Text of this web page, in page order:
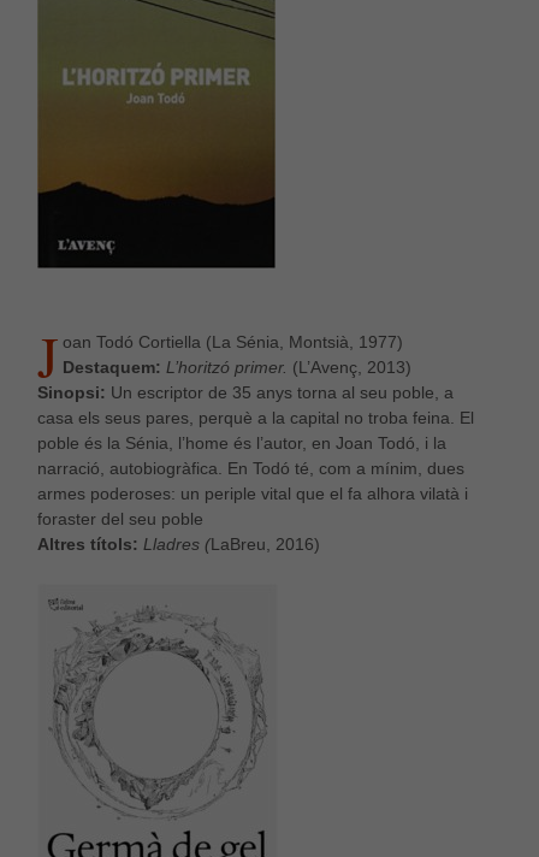
J oan Todó Cortiella (La Sénia, Montsià, 1977)
Destaquem: L’horitzó primer. (L’Avenç, 2013)
Sinopsi: Un escriptor de 35 anys torna al seu poble, a
casa els seus pares, perquè a la capital no troba feina. El
poble és la Sénia, l’home és l’autor, en Joan Todó, i la
narració, autobiogràfica. En Todó té, com a mínim, dues
armes poderoses: un periple vital que el fa alhora vilatà i
foraster del seu poble
Altres títols: Lladres (LaBreu, 2016)